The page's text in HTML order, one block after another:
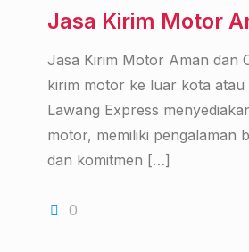
Jasa Kirim Motor
Jasa Kirim Motor Aman dan
kirim motor ke luar kota atau
Lawang Express
motor, memiliki pengalaman
dan komitmen […]
0